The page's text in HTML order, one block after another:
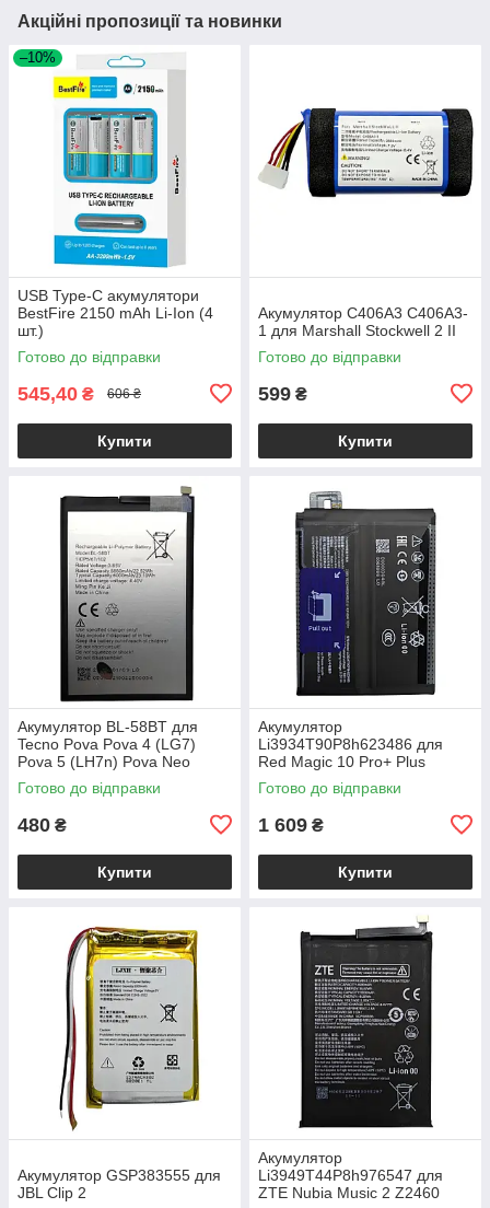
Акційні пропозиції та новинки
–10%
USB Type-C акумулятори
BestFire 2150 mAh Li-Ion (4
шт.)
Готово до відправки
545,40 ₴ 606 ₴
Купити
Акумулятор C406A3 C406A3-
1 для Marshall Stockwell 2 II
Готово до відправки
599 ₴
Купити
Акумулятор BL-58BT для
Tecno Pova Pova 4 (LG7)
Pova 5 (LH7n) Pova Neo
Готово до відправки
480 ₴
Купити
Акумулятор
Li3934T90P8h623486 для
Red Magic 10 Pro+ Plus
Готово до відправки
1 609 ₴
Купити
Акумулятор GSP383555 для
JBL Clip 2
Акумулятор
Li3949T44P8h976547 для
ZTE Nubia Music 2 Z2460